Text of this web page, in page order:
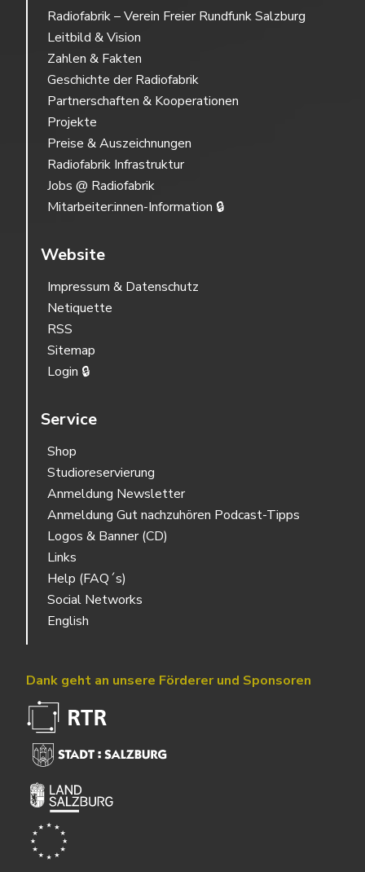
Radiofabrik – Verein Freier Rundfunk Salzburg
Leitbild & Vision
Zahlen & Fakten
Geschichte der Radiofabrik
Partnerschaften & Kooperationen
Projekte
Preise & Auszeichnungen
Radiofabrik Infrastruktur
Jobs @ Radiofabrik
Mitarbeiter:innen-Information 🔒
Website
Impressum & Datenschutz
Netiquette
RSS
Sitemap
Login 🔒
Service
Shop
Studioreservierung
Anmeldung Newsletter
Anmeldung Gut nachzuhören Podcast-Tipps
Logos & Banner (CD)
Links
Help (FAQ´s)
Social Networks
English
Dank geht an unsere Förderer und Sponsoren